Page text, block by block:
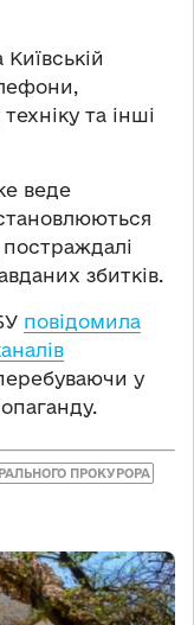
та інші
веде
збитків.
повідомила
у
ПРОКУРОРА